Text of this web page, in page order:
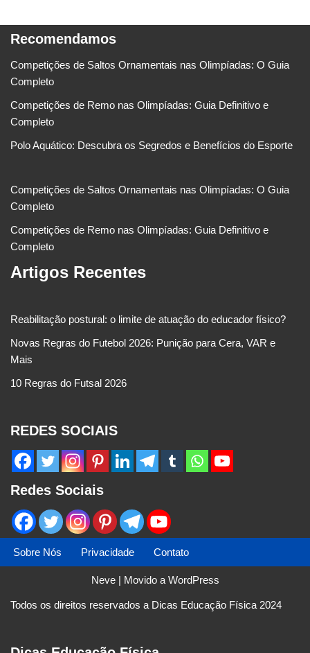
Recomendamos
Competições de Saltos Ornamentais nas Olimpíadas: O Guia
Completo
Competições de Remo nas Olimpíadas: Guia Definitivo e
Completo
Polo Aquático: Descubra os Segredos e Benefícios do Esporte
Competições de Saltos Ornamentais nas Olimpíadas: O Guia
Completo
Competições de Remo nas Olimpíadas: Guia Definitivo e
Completo
Artigos Recentes
Reabilitação postural: o limite de atuação do educador físico?
Novas Regras do Futebol 2026: Punição para Cera, VAR e
Mais
10 Regras do Futsal 2026
REDES SOCIAIS
Redes Sociais
Sobre Nós Privacidade Contato
Neve| Movido a WordPress
Todos os direitos reservados a Dicas Educação Física 2024